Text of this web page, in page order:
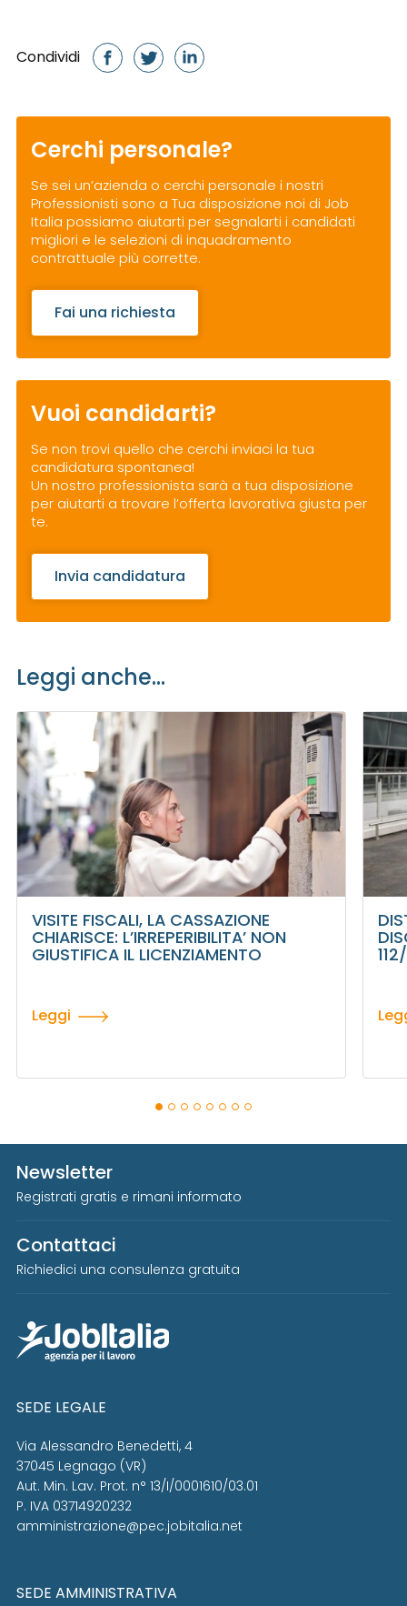
Condividi
Cerchi personale?
Se sei un’azienda o cerchi personale i nostri
Professionisti sono a Tua disposizione noi di Job
Italia possiamo aiutarti per segnalarti i candidati
migliori e le selezioni di inquadramento
contrattuale più corrette.
Fai una richiesta
Vuoi candidarti?
Se non trovi quello che cerchi inviaci la tua
candidatura spontanea!
Un nostro professionista sarà a tua disposizione
per aiutarti a trovare l’offerta lavorativa giusta per
te.
Invia candidatura
Leggi anche...
VISITE FISCALI, LA CASSAZIONE
CHIARISCE: L’IRREPERIBILITA’ NON
GIUSTIFICA IL LICENZIAMENTO
Leggi
Newsletter
Registrati gratis e rimani informato
Contattaci
Richiedici una consulenza gratuita
SEDE LEGALE
Via Alessandro Benedetti, 4
37045 Legnago (VR)
Aut. Min. Lav. Prot. n° 13/I/0001610/03.01
P. IVA 03714920232
amministrazione@pec.jobitalia.net
SEDE AMMINISTRATIVA